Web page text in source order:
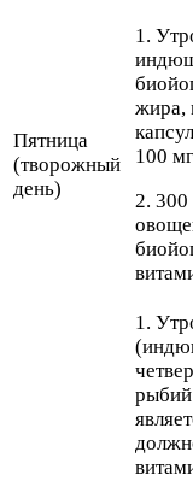
Пятница
(творожный
день)
1.
жира,
100
2. 300
1.
рыбий